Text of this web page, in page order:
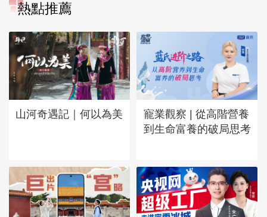
熱點推薦
山河奇遇記｜何以為美
寵業觀察 | 從高階營養
到生命富養的破局思考